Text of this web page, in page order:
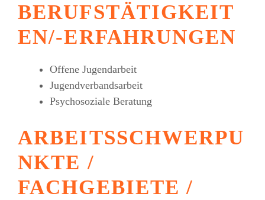
BERUFSTÄTIGKEIT
EN/-ERFAHRUNGEN
Offene Jugendarbeit
Jugendverbandsarbeit
Psychosoziale Beratung
ARBEITSSCHWERPU
NKTE /
FACHGEBIETE /